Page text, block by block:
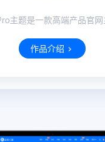
作品介绍